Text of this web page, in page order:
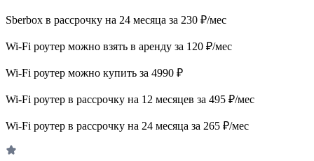
Sberbox в рассрочку на 24 месяца за 230 ₽/мес
Wi-Fi роутер можно взять в аренду за 120 ₽/мес
Wi-Fi роутер можно купить за 4990 ₽
Wi-Fi роутер в рассрочку на 12 месяцев за 495 ₽/мес
Wi-Fi роутер в рассрочку на 24 месяца за 265 ₽/мес